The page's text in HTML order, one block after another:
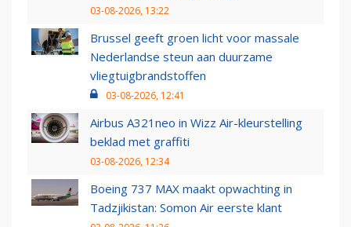
03-08-2026, 13:22
Brussel geeft groen licht voor massale
Nederlandse steun aan duurzame
vliegtuigbrandstoffen
03-08-2026, 12:41
Airbus A321neo in Wizz Air-kleurstelling
beklad met graffiti
03-08-2026, 12:34
Boeing 737 MAX maakt opwachting in
Tadzjikistan: Somon Air eerste klant